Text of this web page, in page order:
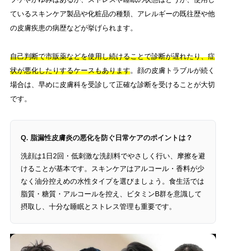
ているスキンケア製品や化粧品の種類、アレルギーの既往歴や他
の皮膚疾患の病歴などが挙げられます。
自己判断で市販薬などを使用し続けることで診断が遅れたり、症
状が悪化したりするケースもあります。顔の皮膚トラブルが続く
場合は、早めに皮膚科を受診して正確な診断を受けることが大切
です。
Q. 脂漏性皮膚炎の悪化を防ぐ日常ケアのポイントは？
洗顔は1日2回・低刺激な洗顔料でやさしく行い、摩擦を避
けることが基本です。スキンケアはアルコール・香料が少
なく油分控えめの水性タイプを選びましょう。食生活では
脂質・糖質・アルコールを控え、ビタミンB群を意識して
摂取し、十分な睡眠とストレス管理も重要です。